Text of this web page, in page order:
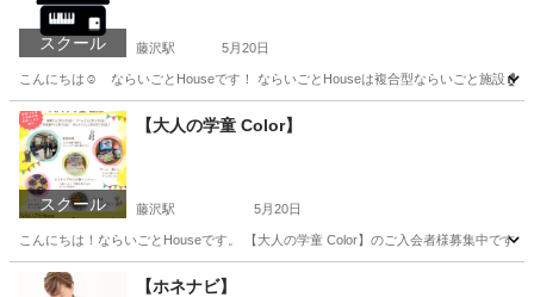
スクール 藤沢駅 5月20日
こんにちは☺ ならいごとHouseです！ ならいごとHouseは複合型ならいごと施設🏠
神奈川 藤沢市 藤沢駅 その他
スクール
【大人の学童 Color】
藤沢駅 5月20日
こんにちは！ならいごとHouseです。 【大人の学童 Color】のご入会者様募集中です
神奈川 藤沢駅
【ホネナビ】